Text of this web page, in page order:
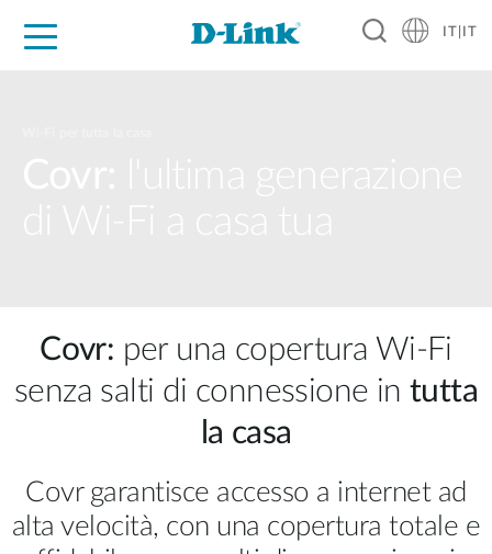
IT|IT
Covr: per una copertura Wi-Fi
senza salti di connessione in tutta
la casa
Covr garantisce accesso a internet ad
alta velocità, con una copertura totale e